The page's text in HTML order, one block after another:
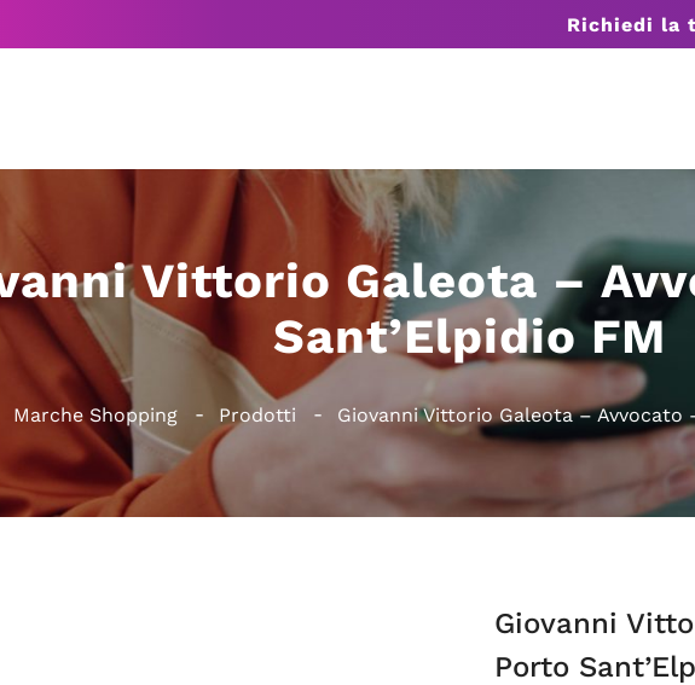
Richiedi la
Vittorio Galeota –
Sant’Elpidio FM
Marche Shopping Prodotti Giovanni Vittorio Galeota – Avvocato
Giovanni
Porto